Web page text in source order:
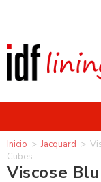
Inicio > Jacquard >
Cubes
Viscose